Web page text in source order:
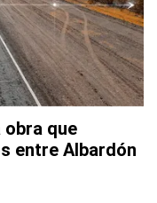
obra que
entre Albardón